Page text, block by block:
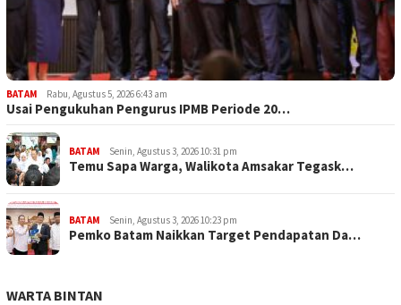
BATAM Rabu, Agustus 5, 2026 6:43 am
Usai Pengukuhan Pengurus IPMB Periode 20…
BATAM Senin, Agustus 3, 2026 10:31 pm
Temu Sapa Warga, Walikota Amsakar Tegask…
BATAM Senin, Agustus 3, 2026 10:23 pm
Pemko Batam Naikkan Target Pendapatan Da…
WARTA BINTAN